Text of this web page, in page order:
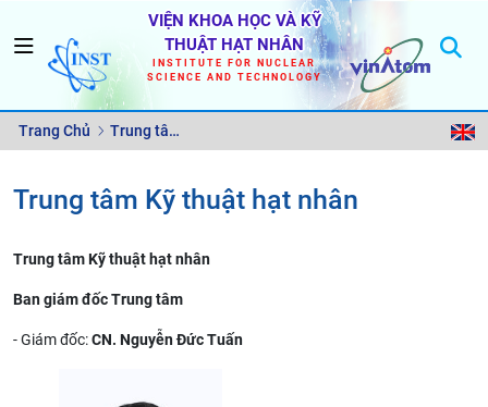
VIỆN KHOA HỌC VÀ KỸ
THUẬT HẠT NHÂN
INSTITUTE FOR NUCLEAR
SCIENCE AND TECHNOLOGY
Trang Chủ Trung tâm
hạt nhân
Trung tâm Kỹ thuật hạt nhân
Trung tâm Kỹ thuật hạt nhân
Ban giám đốc Trung tâm
- Giám đốc:CN. Nguyễn Đức Tuấn